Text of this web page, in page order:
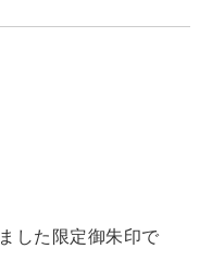
した限定御朱印で